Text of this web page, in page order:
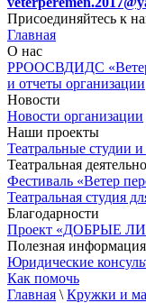
Присоединяйтесь к
Главная
О нас
РРООСВДИДС «Ветер
и отчеты организации
Новости
Новости организации
Наши проекты
Театральные студии
Театральная
Фестиваль «Ветер
Театральная студия
Благодарности
Проект «ДОБРЫЕ
Полезная информация
Юридические
Как помочь
Главная \ Кружки и